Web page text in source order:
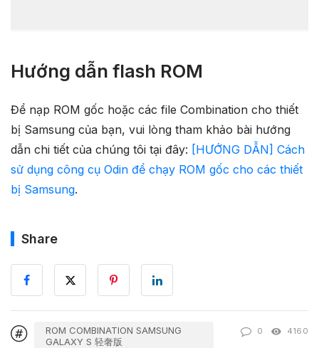
Hướng dẫn flash ROM
Để nạp ROM gốc hoặc các file Combination cho thiết
bị Samsung của bạn, vui lòng tham khảo bài hướng
dẫn chi tiết của chúng tôi tại đây: [HƯỚNG DẪN] Cách
sử dụng công cụ Odin để chạy ROM gốc cho các thiết
bị Samsung.
Share
ROM COMBINATION SAMSUNG
GALAXY S 轻奢版
0 4160